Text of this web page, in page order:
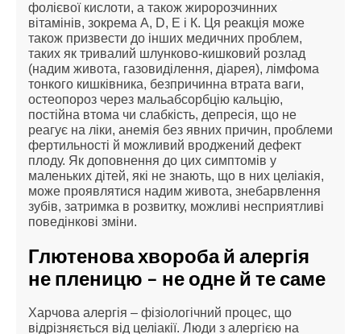
фолієвої кислоти, а також жиророзчинних
вітамінів, зокрема А, D, Е і К. Ця реакція може
також призвести до інших медичних проблем,
таких як тривалий шлунково-кишковий розлад
(надим живота, газовиділення, діарея), лімфома
тонкого кишківника, безпричинна втрата ваги,
остеопороз через мальабсорбцію кальцію,
постійна втома чи слабкість, депресія, що не
реагує на ліки, анемія без явних причин, проблеми
фертильності й можливий вроджений дефект
плоду. Як доповнення до цих симптомів у
маленьких дітей, які не знають, що в них целіакія,
може проявлятися надим живота, знебарвлення
зубів, затримка в розвитку, можливі несприятливі
поведінкові зміни.
Глютенова хвороба й алергія
не пленицю – не одне й те саме
Харчова алергія – фізіологічний процес, що
відрізняється від целіакії. Люди з алергією на